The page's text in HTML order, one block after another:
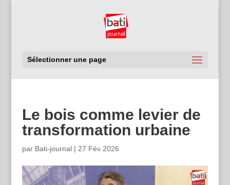
Sélectionner une page
Le bois comme levier de
transformation urbaine
par Bati-journal| 27 Fév 2026